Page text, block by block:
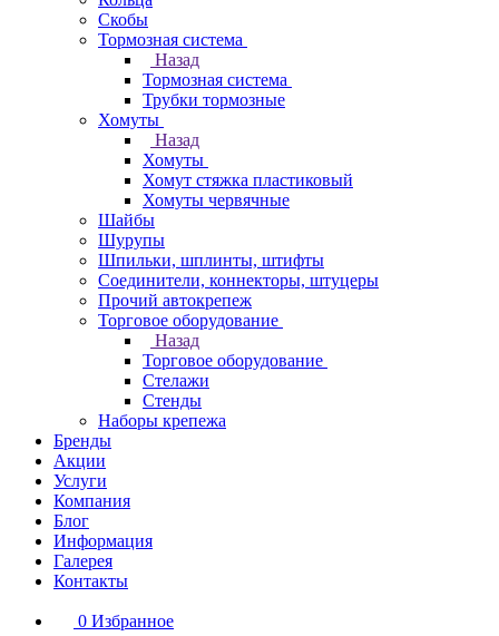
Скобы
Тормозная система
Назад
Тормозная система
Трубки тормозные
Хомуты
Назад
Хомуты
Хомут стяжка пластиковый
Хомуты червячные
Шайбы
Шурупы
Шпильки, шплинты, штифты
Соединители, коннекторы, штуцеры
Прочий автокрепеж
Торговое оборудование
Назад
Торговое оборудование
Стелажи
Стенды
Наборы крепежа
Бренды
Акции
Услуги
Компания
Блог
Информация
Галерея
Контакты
0 Избранное